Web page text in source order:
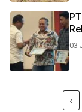
03